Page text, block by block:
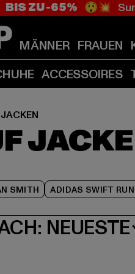
BIS ZU -65% 😲💥
MÄNNER FRAUEN
ACCESSOIRES
SMITH ADIDAS SWIFT RUN
NEUESTE